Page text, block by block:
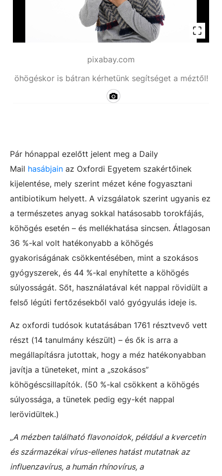
pixabay.com
öhögéskor is bátran kérhetünk segítséget a méztől!
Pár hónappal ezelőtt jelent meg a Daily
Mail hasábjain az Oxfordi Egyetem szakértőinek
kijelentése, mely szerint mézet kéne fogyasztani
antibiotikum helyett. A vizsgálatok szerint ugyanis ez
a természetes anyag sokkal hatásosabb torokfájás,
köhögés esetén – és mellékhatása sincsen. Átlagosan
36 %-kal volt hatékonyabb a köhögés
gyakoriságának csökkentésében, mint a szokásos
gyógyszerek, és 44 %-kal enyhítette a köhögés
súlyosságát. Sőt, használatával két nappal rövidült a
felső légúti fertőzésekből való gyógyulás ideje is.
Az oxfordi tudósok kutatásában 1761 résztvevő vett
részt (14 tanulmány készült) – és ők is arra a
megállapításra jutottak, hogy a méz hatékonyabban
javítja a tüneteket, mint a „szokásos”
köhögéscsillapítók. (50 %-kal csökkent a köhögés
súlyossága, a tünetek pedig egy-két nappal
lerövidültek.)
„A mézben található flavonoidok, például a kvercetin
és származékai vírus-ellenes hatást mutatnak az
influenzavírus, a humán rhínovírus, a